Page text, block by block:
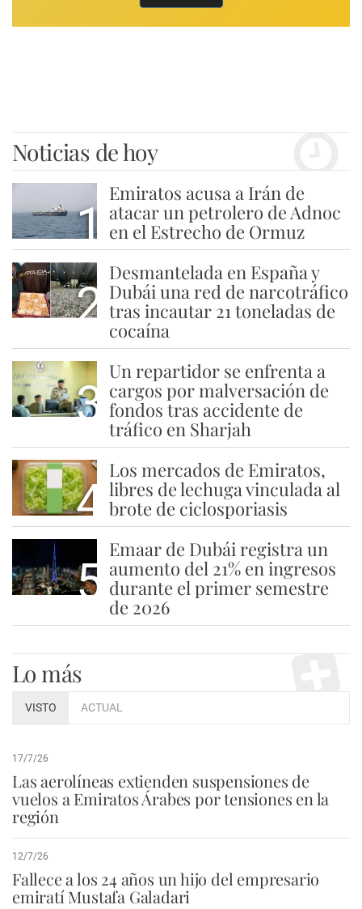
Noticias de hoy
1
Emiratos acusa a Irán de
atacar un petrolero de Adnoc
en el Estrecho de Ormuz
2
Desmantelada en España y
Dubái una red de narcotráfico
tras incautar 21 toneladas de
cocaína
3
Un repartidor se enfrenta a
cargos por malversación de
fondos tras accidente de
tráfico en Sharjah
4
Los mercados de Emiratos,
libres de lechuga vinculada al
brote de ciclosporiasis
5
Emaar de Dubái registra un
aumento del 21% en ingresos
durante el primer semestre
de 2026
Lo más
VISTO ACTUAL
17/7/26
Las aerolíneas extienden suspensiones de
vuelos a Emiratos Árabes por tensiones en la
región
12/7/26
Fallece a los 24 años un hijo del empresario
emiratí Mustafa Galadari